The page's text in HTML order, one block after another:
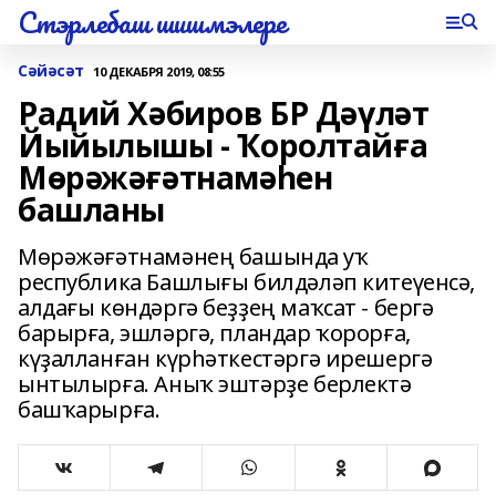
Стэрлебаш шишмэлере
Сәйәсәт 10 ДЕКАБРЯ 2019, 08:55
Радий Хәбиров БР Дәүләт
Йыйылышы - Ҡоролтайға
Мөрәжәғәтнамәһен
башланы
Мөрәжәғәтнамәнең башында уҡ
республика Башлығы билдәләп китеүенсә,
алдағы көндәргә беҙҙең маҡсат - бергә
барырға, эшләргә, пландар ҡорорға,
күҙалланған күрһәткестәргә ирешергә
ынтылырға. Аныҡ эштәрҙе берлектә
башҡарырға.